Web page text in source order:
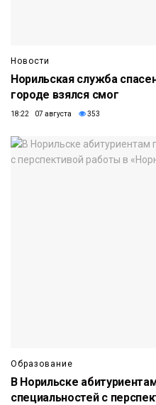
Новости
Норильская служба
городе взялся смог
18:22 07 августа 353
Образование
В Норильске
специальностей с